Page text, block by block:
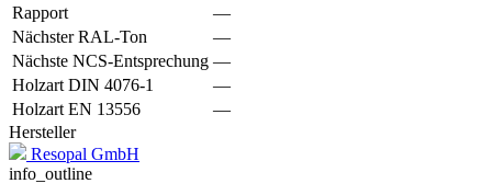
Rapport
—
Nächster RAL-Ton
—
Nächste NCS-Entsprechung —
Holzart DIN 4076-1
—
Holzart EN 13556
—
Hersteller
Resopal GmbH
info_outline